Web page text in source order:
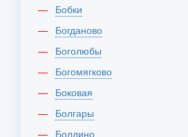
Бобки
Богданово
Боголюбы
Богомягково
Боковая
Болгары
Болдино